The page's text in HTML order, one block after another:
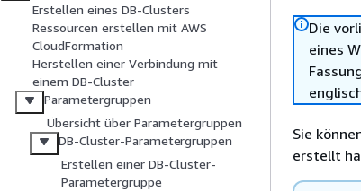
Erstellen eines DB-Clusters
Ressourcen erstellen mit AWS
CloudFormation
Herstellen einer Verbindung mit
einem DB-Cluster
Parametergruppen
Übersicht über Parametergruppen
DB-Cluster-Parametergruppen
Erstellen einer DB-Cluster-
Parametergruppe
Die
eines
Sie
erstellt